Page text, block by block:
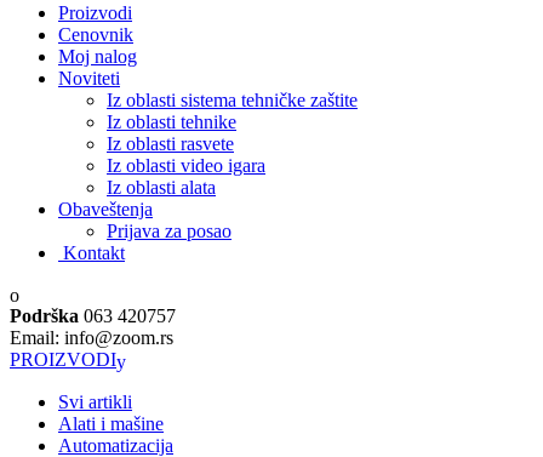
Proizvodi
Cenovnik
Moj nalog
Noviteti
Iz oblasti sistema tehničke zaštite
Iz oblasti tehnike
Iz oblasti rasvete
Iz oblasti video igara
Iz oblasti alata
Obaveštenja
Prijava za posao
Kontakt
Podrška 063 420757
Email: info@zoom.rs
PROIZVODI
Svi artikli
Alati i mašine
Automatizacija